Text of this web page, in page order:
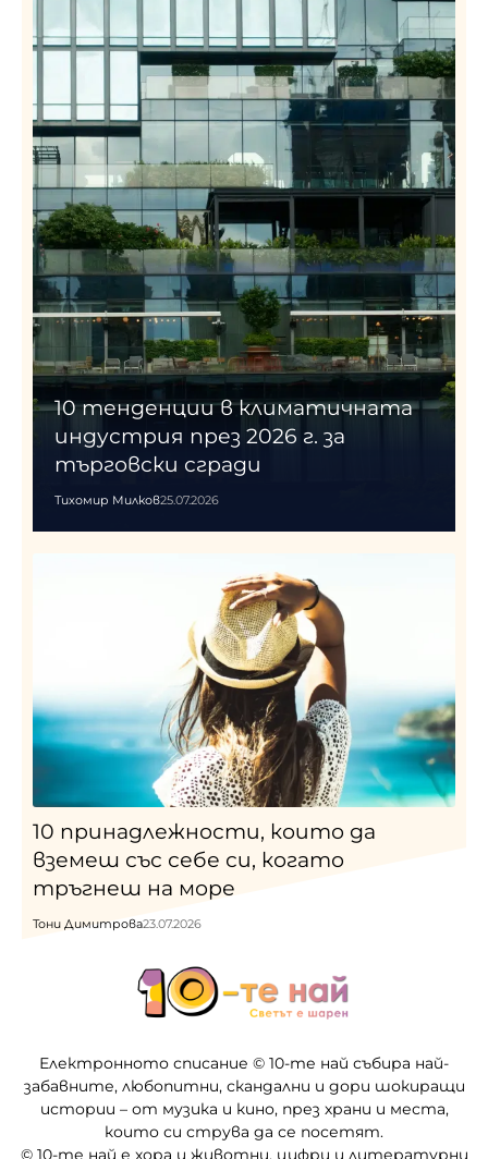
10 тенденции в климатичната
индустрия през 2026 г. за
търговски сгради
Тихомир Милков25.07.2026
10 принадлежности, които да
вземеш със себе си, когато
тръгнеш на море
Тони Димитрова23.07.2026
Електронното списание © 10-те най събира най-
забавните, любопитни, скандални и дори шокиращи
истории – от музика и кино, през храни и места,
които си струва да се посетят.
© 10-те най е хора и животни, цифри и литературни